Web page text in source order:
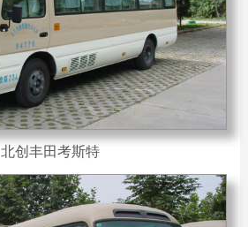
北创丰田考斯特